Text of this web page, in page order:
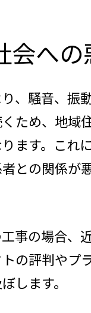
会への
、騒音、振
ため、地域
ます。これ
との関係が
事の場合、
の評判やプ
します。